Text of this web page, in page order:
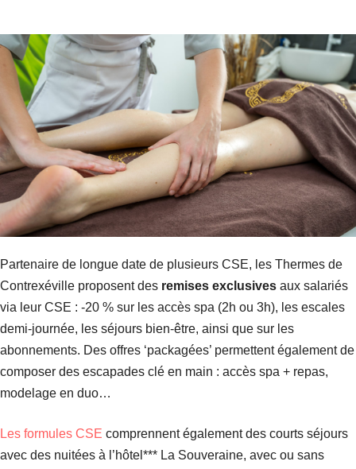
Partenaire de longue date de plusieurs CSE, les Thermes de
Contrexéville proposent des remises exclusives aux salariés
via leur CSE : -20 % sur les accès spa (2h ou 3h), les escales
demi-journée, les séjours bien-être, ainsi que sur les
abonnements. Des offres ‘packagées’ permettent également de
composer des escapades clé en main : accès spa + repas,
modelage en duo…
Les formules CSE comprennent également des courts séjours
avec des nuitées à l’hôtel*** La Souveraine, avec ou sans